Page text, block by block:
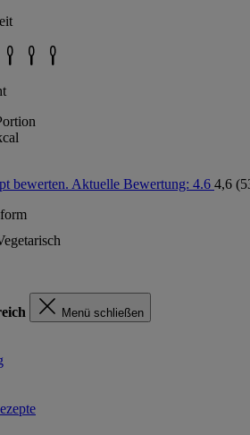
bewerten. Aktuelle Bewertung: 4.6 4,6
Menü schließen